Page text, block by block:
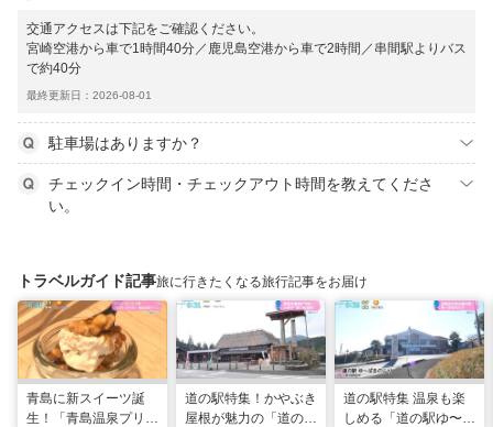
交通アクセスは下記をご確認ください。
宮崎空港から車で1時間40分／鹿児島空港から車で2時間／串間駅よりバス
で約40分
最終更新日：2026-08-01
駐車場はありますか？
チェックイン時間・チェックアウト時間を教えてくださ
い。
トラベルガイド記事旅に行きたくなる旅行記事をお届け
青島に新スイーツ誕
生！「青島温泉プリ
道の駅特集！かやぶき
屋根が魅力の「道の駅
道の駅特集 温泉も楽
しめる「道の駅ゆ〜ぱ